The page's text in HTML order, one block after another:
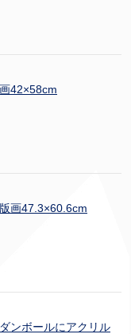
42×58cm
画47.3×60.6cm
ンボールにアクリル